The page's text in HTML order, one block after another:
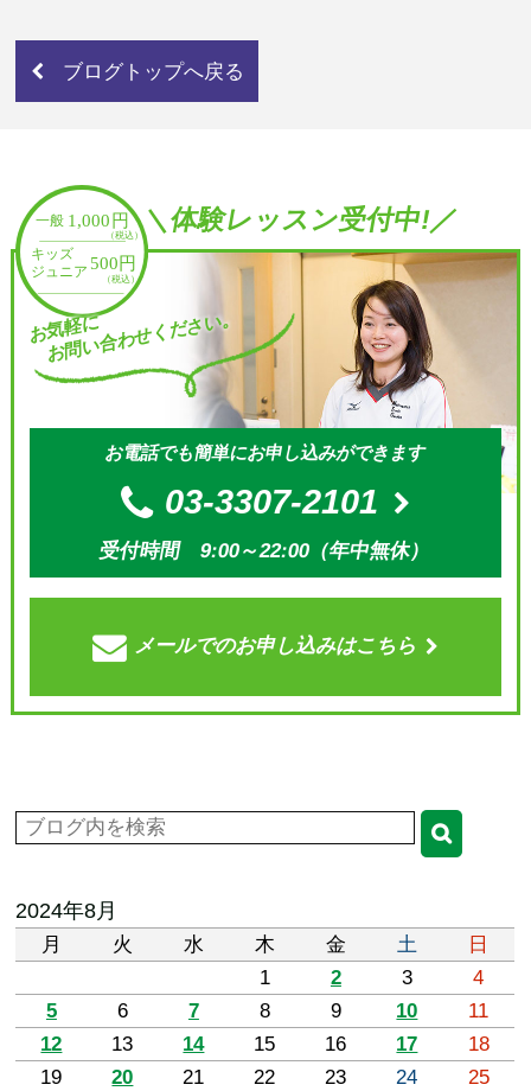
ブログトップへ戻る
＼体験レッスン受付中!／
お気軽に
お問い合わせください。
お電話でも簡単にお申し込みができます
03-3307-2101
受付時間 9:00～22:00（年中無休）
メールでのお申し込みはこちら
2024年8月
月 火 水 木 金 土
日
1
2 3
4
5
6 7 8 9 10
11
12
13 14 15 16 17
18
19
20 21 22 23 24
25